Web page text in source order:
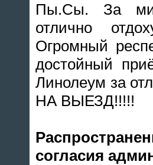
Пы.Сы. За
отлично
Огромный
достойный
Линолеум за
НА ВЫЕЗД!!!!!
согласия